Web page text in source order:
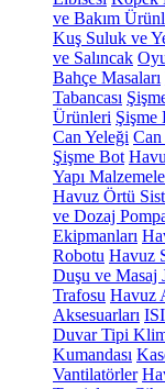
ve Bakım
Kuş Suluk ve
ve Salıncak
Bahçe Masaları
Tabancası
Ürünleri Şişme
Can Yeleği
Şişme Bot
Yapı
Havuz Örtü
ve Dozaj
Ekipmanları
Robotu Havuz
Duşu ve Masaj
Trafosu Havuz
Aksesuarları
Duvar Tipi
Kumandası
Vantilatörler